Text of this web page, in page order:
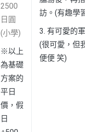
2500
日圓
(小學)
※以上
為基礎
方案的
平日
價，假
日
訪。(有趣學
3. 有可愛的
(很可愛，但
便便 笑)